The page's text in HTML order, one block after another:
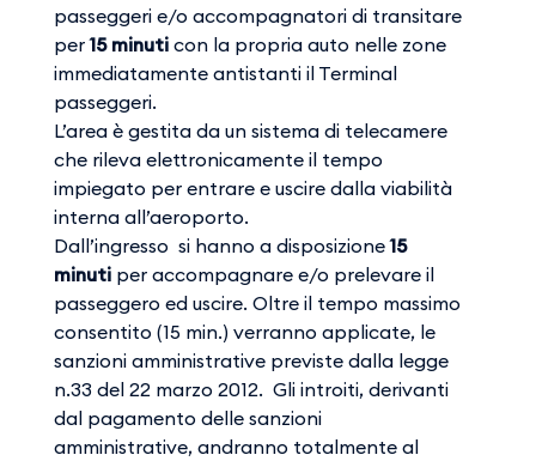
passeggeri e/o accompagnatori di transitare
per15 minuticon la propria auto nelle zone
immediatamente antistanti il Terminal
passeggeri.
L’area è gestita da un sistema di telecamere
che rileva elettronicamente il tempo
impiegato per entrare e uscire dalla viabilità
interna all’aeroporto.
Dall’ingresso si hanno a disposizione15
minutiper accompagnare e/o prelevare il
passeggero ed uscire. Oltre il tempo massimo
consentito (15 min.) verranno applicate, le
sanzioni amministrative previste dalla legge
n.33 del 22 marzo 2012. Gli introiti, derivanti
dal pagamento delle sanzioni
amministrative, andranno totalmente al